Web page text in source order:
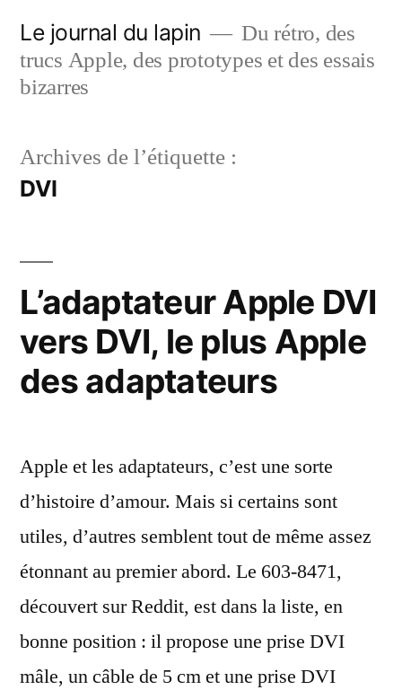
contenu
Le journal du lapin
Du rétro, des
trucs Apple, des prototypes et des essais
bizarres
Archives de l’étiquette :
DVI
L’adaptateur Apple DVI
vers DVI, le plus Apple
des adaptateurs
Apple et les adaptateurs, c’est une sorte
d’histoire d’amour. Mais si certains sont
utiles, d’autres semblent tout de même assez
étonnant au premier abord. Le 603-8471,
découvert sur Reddit, est dans la liste, en
bonne position : il propose une prise DVI
mâle, un câble de 5 cm et une prise DVI